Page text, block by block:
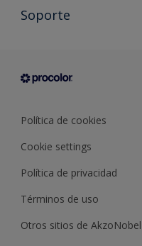
Todos los productos
Condiciones generales de
Soporte
Sobre Procolor
Política de cookies
Cookie settings
Política de privacidad
Términos de uso
Otros sitios de AkzoNobel